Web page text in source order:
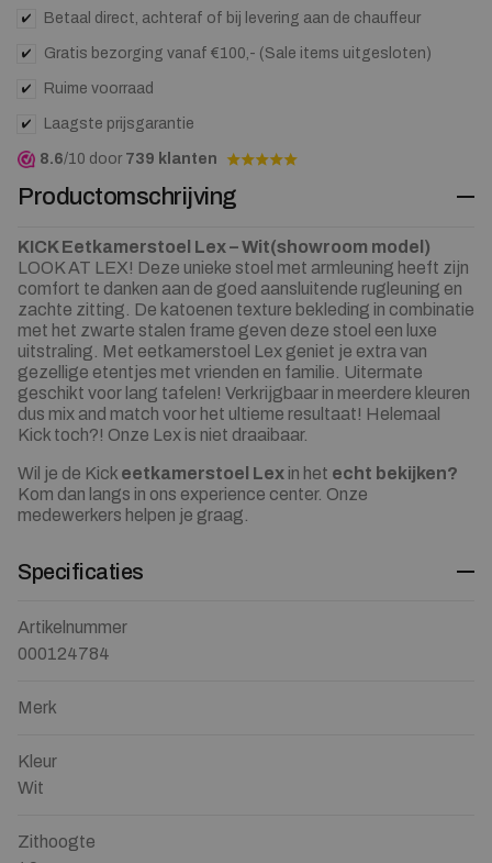
for
product
Betaal direct, achteraf of bij levering aan de chauffeur
Gratis bezorging vanaf €100,- (Sale items uitgesloten)
Ruime voorraad
Laagste prijsgarantie
8.6/10 door 739 klanten
Productomschrijving
KICK Eetkamerstoel Lex – Wit(showroom model)
LOOK AT LEX! Deze unieke stoel met armleuning heeft zijn
comfort te danken aan de goed aansluitende rugleuning en
zachte zitting. De katoenen texture bekleding in combinatie
met het zwarte stalen frame geven deze stoel een luxe
uitstraling. Met eetkamerstoel Lex geniet je extra van
gezellige etentjes met vrienden en familie. Uitermate
geschikt voor lang tafelen! Verkrijgbaar in meerdere kleuren
dus mix and match voor het ultieme resultaat! Helemaal
Kick toch?! Onze Lex is niet draaibaar.
Wil je de Kick eetkamerstoel Lex in het echt bekijken?
Kom dan langs in ons experience center. Onze
medewerkers helpen je graag.
Specificaties
Artikelnummer
000124784
Merk
Kleur
Wit
Zithoogte